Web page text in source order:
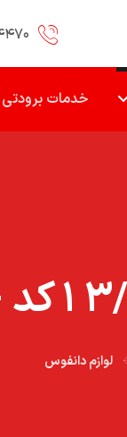
خدمات برودتی
لوازم دانفوس